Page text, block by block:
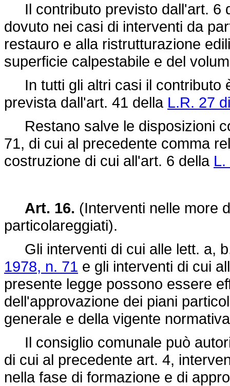
Il contributo previsto dall'art. 6
dovuto nei casi di interventi da
restauro e alla ristrutturazione
superficie calpestabile e del
In tutti gli altri casi il contributo
prevista dall'art. 41 della L.R. 27
Restano salve le disposizioni
71, di cui al precedente comma
costruzione di cui all'art. 6 della
Art. 16. (Interventi nelle more
particolareggiati).
Gli interventi di cui alle lett. a,
1978, n. 71 e gli interventi di cui
presente legge possono essere
dell'approvazione dei piani
generale e della vigente
Il consiglio comunale può
di cui al precedente art. 4,
nella fase di formazione e di